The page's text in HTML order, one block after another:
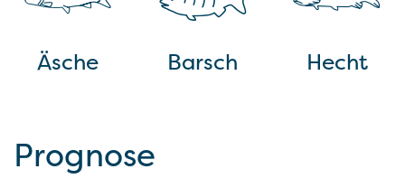
Äsche Barsch Hecht
Prognose